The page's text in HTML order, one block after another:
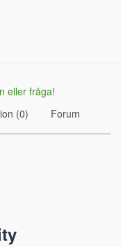
eller fråga!
(0) Forum